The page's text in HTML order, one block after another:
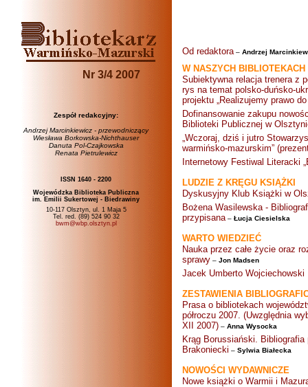
Nr 3/4 2007
Zespół redakcyjny:
Andrzej Marcinkiewicz - przewodniczący
Wiesława Borkowska-Nichthauser
Danuta Pol-Czajkowska
Renata Pietrulewicz
ISSN 1640 - 2200
Wojewódzka Biblioteka Publiczna
im. Emilii Sukertowej - Biedrawiny
10-117 Olsztyn, ul. 1 Maja 5
Tel. red. (89) 524 90 32
bwm@wbp.olsztyn.pl
Od redaktora – Andrzej
W NASZYCH BIBLIOTEKACH
Subiektywna relacja trenera z
rys na temat polsko-duńsko-
projektu „Realizujemy prawo
Dofinansowanie zakupu
Biblioteki Publicznej w
„Wczoraj, dziś i jutro
warmińsko-mazurskim”
Internetowy Festiwal Literacki
LUDZIE Z KRĘGU KSIĄŻKI
Dyskusyjny Klub Książki w
Bożena Wasilewska -
przypisana – Łucja Ciesielska
WARTO WIEDZIEĆ
Nauka przez całe życie oraz
sprawy – Jon Madsen
Jacek Umberto Wojciechowski
ZESTAWIENIA
Prasa o bibliotekach
półroczu 2007. (Uwzględnia
XII 2007) – Anna Wysocka
Krąg Borussiański.
Brakoniecki – Sylwia Białecka
NOWOŚCI WYDAWNICZE
Nowe książki o Warmii i